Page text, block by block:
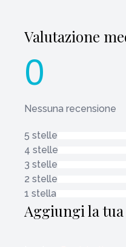
Valutazione
0
Nessuna recensione
5 stelle
4 stelle
3 stelle
2 stelle
1 stella
Aggiungi la